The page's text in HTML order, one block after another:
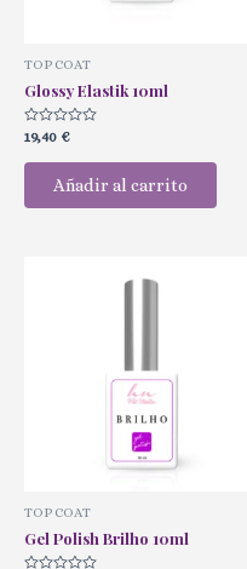
TOP COAT
Glossy Elastik 10ml
Valorado
con
0
19,40 €
Añadir al carrito
TOP COAT
Gel Polish Brilho 10ml